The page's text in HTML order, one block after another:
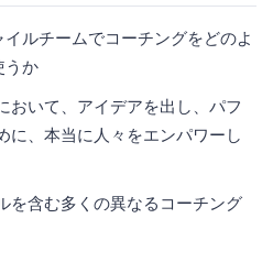
イルチームでコーチングをどのよ
うか
おいて、アイデアを出し、パフ
に、本当に人々をエンパワーし
を含む多くの異なるコーチング